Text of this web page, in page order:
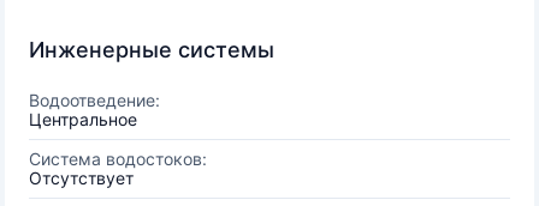
Инженерные системы
Водоотведение:
Центральное
Система водостоков:
Отсутствует